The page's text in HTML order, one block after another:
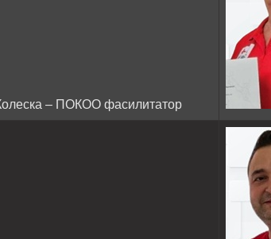
– ПОКОО фасилитатор